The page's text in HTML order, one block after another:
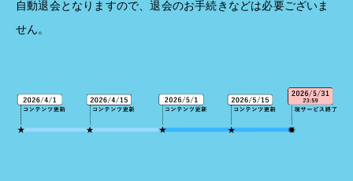
自動退会となりますので、退会のお手続きなどは必要ございま
せん。